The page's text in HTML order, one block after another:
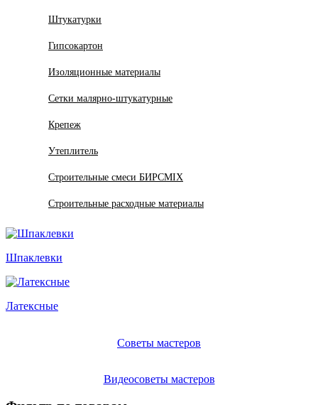
Штукатурки
Гипсокартон
Изоляционные материалы
Сетки малярно-штукатурные
Крепеж
Утеплитель
Строительные смеси БИРСMIX
Строительные расходные материалы
Шпаклевки
Латексные
Советы мастеров
Видеосоветы мастеров